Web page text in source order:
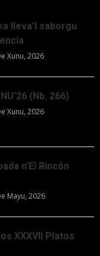
lleva’l saborgu
Xunu, 2026
(Nb. 266)
Xunu, 2026
n’El Rincón
Mayu, 2026
XXXVII Platos